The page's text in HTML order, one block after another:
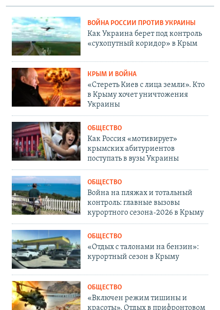
ВОЙНА РОССИИ ПРОТИВ УКРАИНЫ
Как Украина берет под контроль
«сухопутный коридор» в Крым
КРЫМ И ВОЙНА
«Стереть Киев с лица земли». Кто
в Крыму хочет уничтожения
Украины
ОБЩЕСТВО
Как Россия «мотивирует»
крымских абитуриентов
поступать в вузы Украины
ОБЩЕСТВО
Война на пляжах и тотальный
контроль: главные вызовы
курортного сезона-2026 в Крыму
ОБЩЕСТВО
«Отдых с талонами на бензин»:
курортный сезон в Крыму
ОБЩЕСТВО
«Включен режим тишины и
красоты». Отдых в прифронтовом